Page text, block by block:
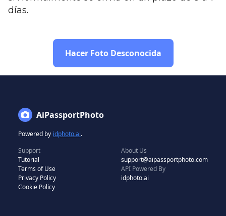
días.
Hacer Foto Desconocida
AiPassportPhoto
Powered by idphoto.ai.
Support
Tutorial
Terms of Use
Privacy Policy
Cookie Policy
About Us
support@aipassportphoto.com
API Powered By
idphoto.ai